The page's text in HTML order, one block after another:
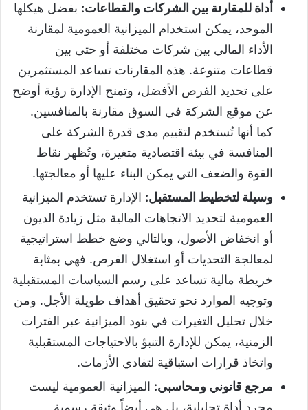
أداة للمقارنة بين الشركات والقطاعات: بفضل هيكلها
الموحد، يمكن استخدام الميزانية العمومية لمقارنة
الأداء المالي بين شركات مختلفة أو حتى بين
قطاعات متنوعة. هذه المقارنات تساعد المستثمرين
على تحديد الفرص الأفضل، وتمنح الإدارة رؤية أوضح
عن موقع الشركة في السوق مقارنة بالمنافسين.
كما أنها تُستخدم لتقييم مدى قدرة الشركة على
المنافسة في بيئة اقتصادية متغيرة، وتُظهر نقاط
القوة والضعف التي يمكن البناء عليها أو معالجتها.
وسيلة لتخطيط المستقبل: الإدارة تستخدم الميزانية
العمومية لتحديد الاتجاهات المالية مثل زيادة الديون
أو انخفاض الأصول، وبالتالي وضع خطط استراتيجية
لمعالجة التحديات أو استغلال الفرص. فهي بمثابة
خريطة مالية تساعد على رسم السياسات المستقبلية
وتوجيه الموارد نحو تحقيق أهداف طويلة الأجل. ومن
خلال تحليل التغيرات في بنود الميزانية عبر الفترات
الزمنية، يمكن للإدارة التنبؤ بالاحتياجات المستقبلية
واتخاذ قرارات استباقية لتفادي الأزمات.
مرجع قانوني ومحاسبي: الميزانية العمومية ليست
مجرد أداة تحليلية، بل هي أيضاً وثيقة رسمية